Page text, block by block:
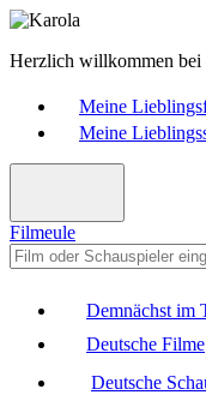
Herzlich willkommen bei
Meine
Meine
Filmeule
Demnächst im
Deutsche Filme
Deutsche